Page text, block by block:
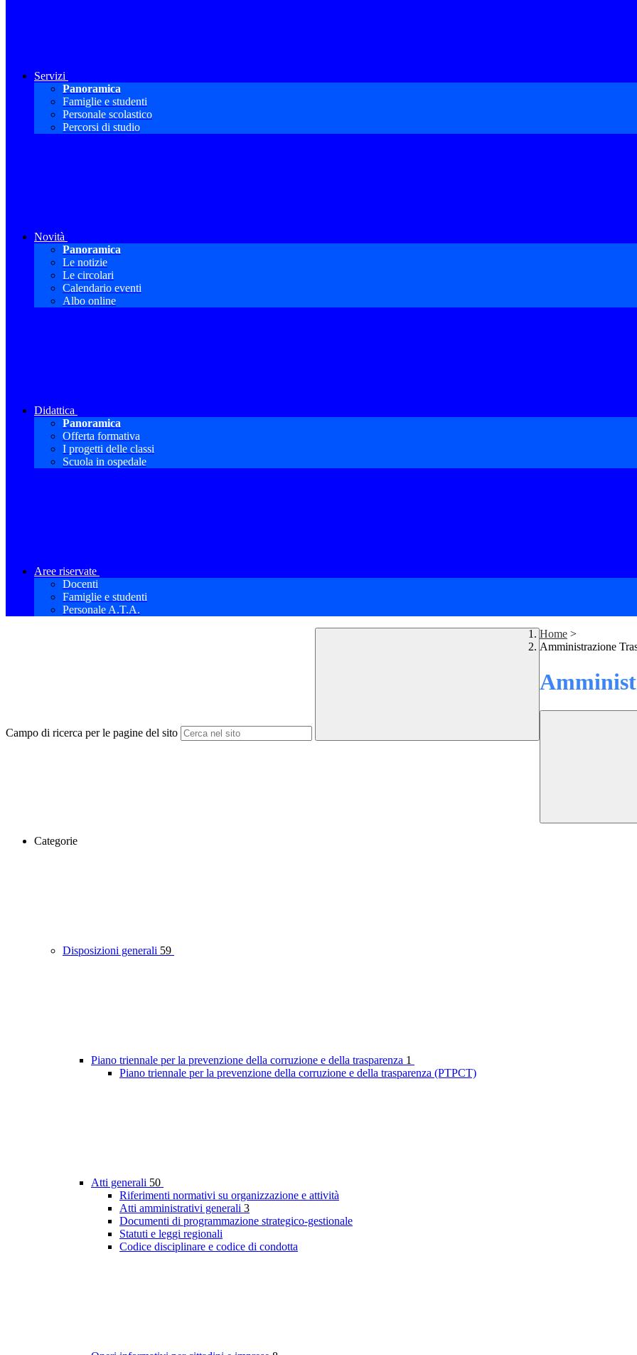
Servizi
Panoramica
Famiglie e studenti
Personale scolastico
Percorsi di studio
Novità
Panoramica
Le notizie
Le circolari
Calendario eventi
Albo online
Didattica
Panoramica
Offerta formativa
I progetti delle classi
Scuola in ospedale
Aree riservate
Docenti
Famiglie e studenti
Personale A.T.A.
Campo di ricerca per le pagine del sito
Home >
Amministrazione
Categorie
Disposizioni generali 59
Piano triennale per la prevenzione della corruzione e della trasparenza 1
Piano triennale per la prevenzione della corruzione e della trasparenza (PTPCT)
Atti generali 50
Riferimenti normativi su organizzazione e attività
Atti amministrativi generali 3
Documenti di programmazione strategico-gestionale
Statuti e leggi regionali
Codice disciplinare e codice di condotta